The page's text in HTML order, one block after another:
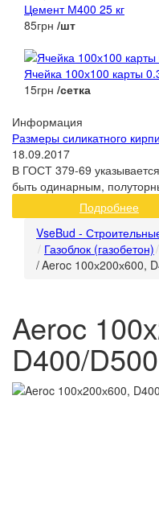
Цемент М400 25 кг
85грн /шт
Ячейка 100х100 карты
15грн /сетка
Информация
Размеры силикатного
18.09.2017
В ГОСТ 379-69
быть одинарным,
Подробнее
VseBud -
Газоблок (газобетон)
/Aeroc 100х200х600,
Aeroc
D400/